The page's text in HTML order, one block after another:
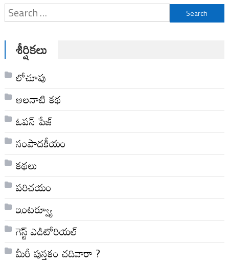
Search
for:
శీర్షికలు
లోచూపు
అల‌నాటి క‌థ‌
ఓపన్ పేజ్
సంపాదకీయం
కథలు
పరిచయం
ఇంటర్వ్యూ
గెస్ట్ ఎడిటోరియల్
మీరీ పుస్తకం చదివారా ?